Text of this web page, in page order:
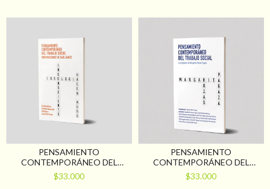
PENSAMIENTO
CONTEMPORÁNEO DEL
TRABAJO SOCIAL.
PROPOSICIONES DE SAÚL
$33.000
PENSAMIENTO
CONTEMPORÁNEO DEL
TRABAJO SOCIAL. LA
PROPUESTA DE MARGARITA
$33.000